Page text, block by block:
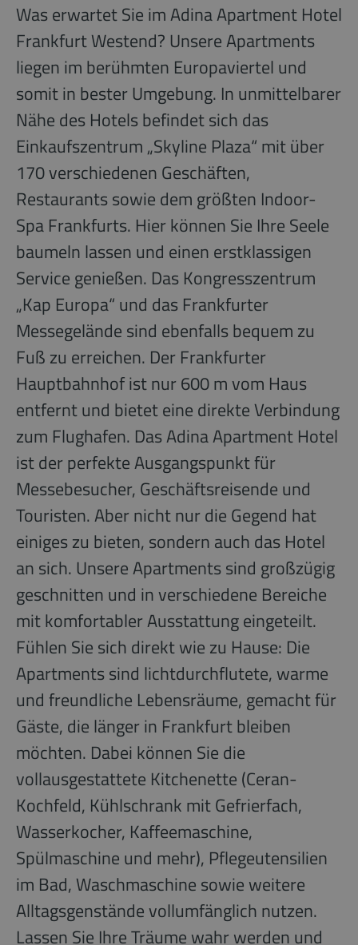
Was erwartet Sie im Adina Apartment Hotel
Frankfurt Westend? Unsere Apartments
liegen im berühmten Europaviertel und
somit in bester Umgebung. In unmittelbarer
Nähe des Hotels befindet sich das
Einkaufszentrum „Skyline Plaza“ mit über
170 verschiedenen Geschäften,
Restaurants sowie dem größten Indoor-
Spa Frankfurts. Hier können Sie Ihre Seele
baumeln lassen und einen erstklassigen
Service genießen. Das Kongresszentrum
„Kap Europa“ und das Frankfurter
Messegelände sind ebenfalls bequem zu
Fuß zu erreichen. Der Frankfurter
Hauptbahnhof ist nur 600 m vom Haus
entfernt und bietet eine direkte Verbindung
zum Flughafen. Das Adina Apartment Hotel
ist der perfekte Ausgangspunkt für
Messebesucher, Geschäftsreisende und
Touristen. Aber nicht nur die Gegend hat
einiges zu bieten, sondern auch das Hotel
an sich. Unsere Apartments sind großzügig
geschnitten und in verschiedene Bereiche
mit komfortabler Ausstattung eingeteilt.
Fühlen Sie sich direkt wie zu Hause: Die
Apartments sind lichtdurchflutete, warme
und freundliche Lebensräume, gemacht für
Gäste, die länger in Frankfurt bleiben
möchten. Dabei können Sie die
vollausgestattete Kitchenette (Ceran-
Kochfeld, Kühlschrank mit Gefrierfach,
Wasserkocher, Kaffeemaschine,
Spülmaschine und mehr), Pflegeutensilien
im Bad, Waschmaschine sowie weitere
Alltagsgenstände vollumfänglich nutzen.
Lassen Sie Ihre Träume wahr werden und